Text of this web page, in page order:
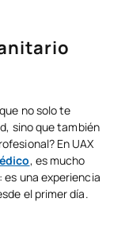
no solo te
sino que también
En UAX
, es mucho
una experiencia
el primer día.